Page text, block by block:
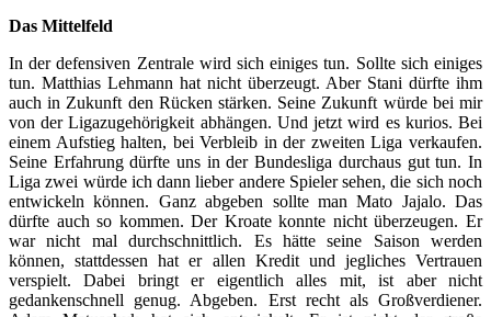
Das Mittelfeld
In der defensiven Zentrale wird sich einiges tun. Sollte sich einiges
tun. Matthias Lehmann hat nicht überzeugt. Aber Stani dürfte ihm
auch in Zukunft den Rücken stärken. Seine Zukunft würde bei mir
von der Ligazugehörigkeit abhängen. Und jetzt wird es kurios. Bei
einem Aufstieg halten, bei Verbleib in der zweiten Liga verkaufen.
Seine Erfahrung dürfte uns in der Bundesliga durchaus gut tun. In
Liga zwei würde ich dann lieber andere Spieler sehen, die sich noch
entwickeln können. Ganz abgeben sollte man Mato Jajalo. Das
dürfte auch so kommen. Der Kroate konnte nicht überzeugen. Er
war nicht mal durchschnittlich. Es hätte seine Saison werden
können, stattdessen hat er allen Kredit und jegliches Vertrauen
verspielt. Dabei bringt er eigentlich alles mit, ist aber nicht
gedankenschnell genug. Abgeben. Erst recht als Großverdiener.